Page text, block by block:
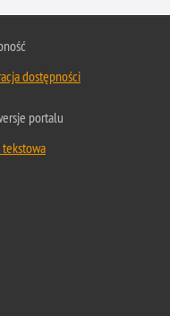
dostępności
portalu